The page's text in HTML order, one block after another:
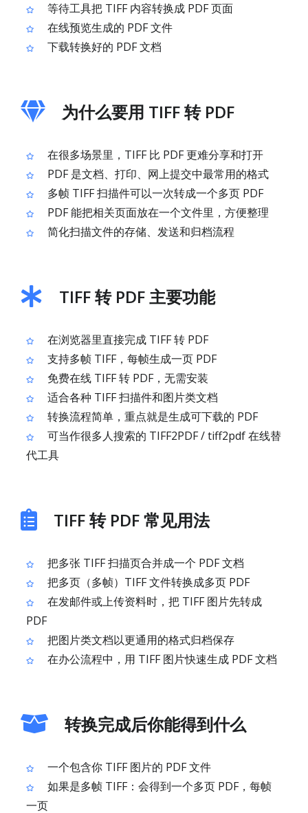
等待工具把 TIFF 内容转换成 PDF 页面
在线预览生成的 PDF 文件
下载转换好的 PDF 文档
为什么要用 TIFF 转 PDF
在很多场景里，TIFF 比 PDF 更难分享和打开
PDF 是文档、打印、网上提交中最常用的格式
多帧 TIFF 扫描件可以一次转成一个多页 PDF
PDF 能把相关页面放在一个文件里，方便整理
简化扫描文件的存储、发送和归档流程
TIFF 转 PDF 主要功能
在浏览器里直接完成 TIFF 转 PDF
支持多帧 TIFF，每帧生成一页 PDF
免费在线 TIFF 转 PDF，无需安装
适合各种 TIFF 扫描件和图片类文档
转换流程简单，重点就是生成可下载的 PDF
可当作很多人搜索的 TIFF2PDF / tiff2pdf 在线替
代工具
TIFF 转 PDF 常见用法
把多张 TIFF 扫描页合并成一个 PDF 文档
把多页（多帧）TIFF 文件转换成多页 PDF
在发邮件或上传资料时，把 TIFF 图片先转成
PDF
把图片类文档以更通用的格式归档保存
在办公流程中，用 TIFF 图片快速生成 PDF 文档
转换完成后你能得到什么
一个包含你 TIFF 图片的 PDF 文件
如果是多帧 TIFF：会得到一个多页 PDF，每帧
一页